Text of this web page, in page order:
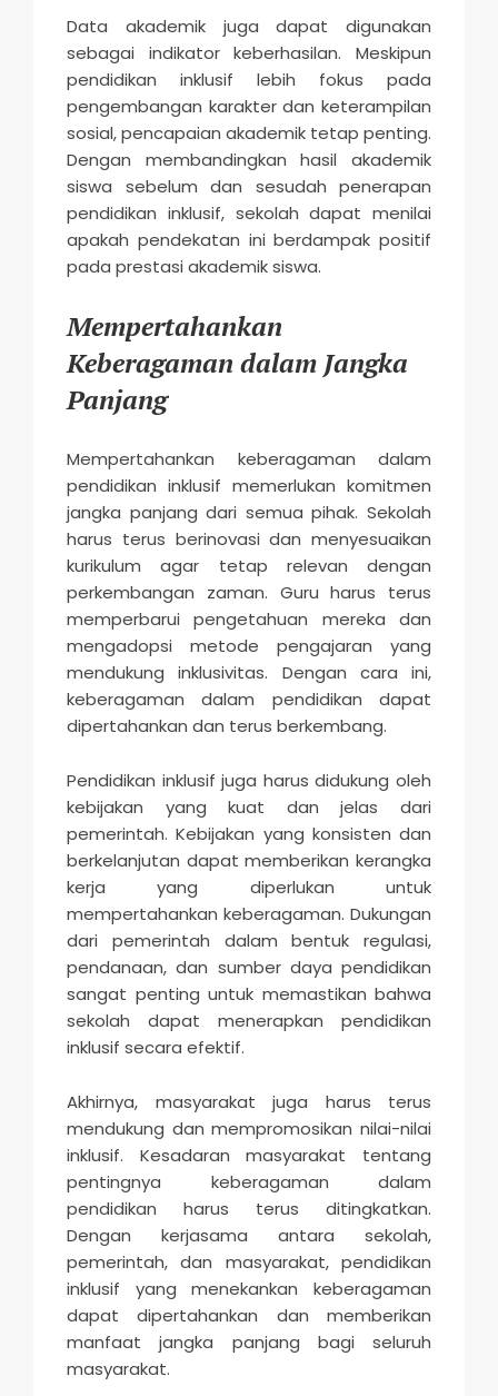
Data akademik juga dapat digunakan
sebagai indikator keberhasilan. Meskipun
pendidikan inklusif lebih fokus pada
pengembangan karakter dan keterampilan
sosial, pencapaian akademik tetap penting.
Dengan membandingkan hasil akademik
siswa sebelum dan sesudah penerapan
pendidikan inklusif, sekolah dapat menilai
apakah pendekatan ini berdampak positif
pada prestasi akademik siswa.
Mempertahankan
Keberagaman dalam Jangka
Panjang
Mempertahankan keberagaman dalam
pendidikan inklusif memerlukan komitmen
jangka panjang dari semua pihak. Sekolah
harus terus berinovasi dan menyesuaikan
kurikulum agar tetap relevan dengan
perkembangan zaman. Guru harus terus
memperbarui pengetahuan mereka dan
mengadopsi metode pengajaran yang
mendukung inklusivitas. Dengan cara ini,
keberagaman dalam pendidikan dapat
dipertahankan dan terus berkembang.
Pendidikan inklusif juga harus didukung oleh
kebijakan yang kuat dan jelas dari
pemerintah. Kebijakan yang konsisten dan
berkelanjutan dapat memberikan kerangka
kerja yang diperlukan untuk
mempertahankan keberagaman. Dukungan
dari pemerintah dalam bentuk regulasi,
pendanaan, dan sumber daya pendidikan
sangat penting untuk memastikan bahwa
sekolah dapat menerapkan pendidikan
inklusif secara efektif.
Akhirnya, masyarakat juga harus terus
mendukung dan mempromosikan nilai-nilai
inklusif. Kesadaran masyarakat tentang
pentingnya keberagaman dalam
pendidikan harus terus ditingkatkan.
Dengan kerjasama antara sekolah,
pemerintah, dan masyarakat, pendidikan
inklusif yang menekankan keberagaman
dapat dipertahankan dan memberikan
manfaat jangka panjang bagi seluruh
masyarakat.